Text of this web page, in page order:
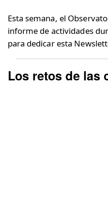
Esta semana, el
informe de actividades
para dedicar esta
Los retos de las